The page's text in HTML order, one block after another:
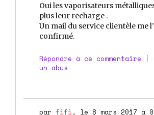
Oui les vaporisateurs
plus leur recharge .
Un mail du service clientèle me
confirmé.
Répondre à ce commentaire |
un abus
par fifi , le 8 mars 2017 à